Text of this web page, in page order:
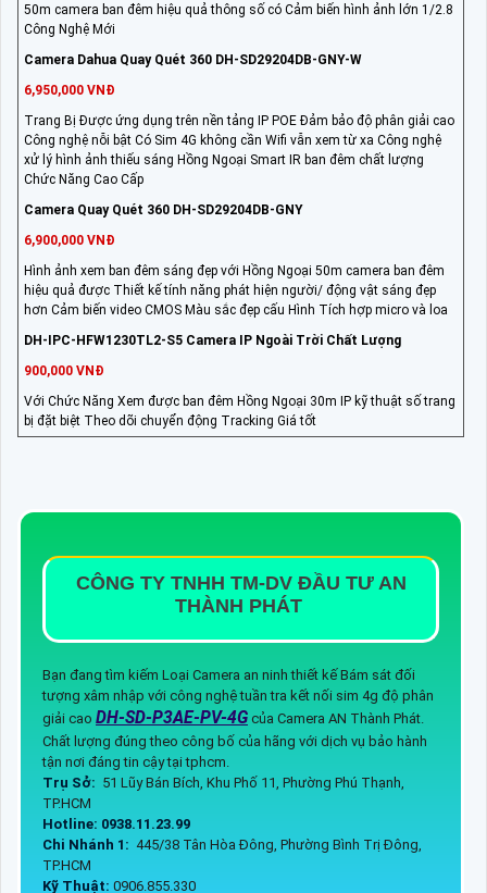
50m camera ban đêm hiệu quả thông số có Cảm biến hình ảnh lớn 1/2.8
Công Nghệ Mới
Camera Dahua Quay Quét 360 DH-SD29204DB-GNY-W
6,950,000 VNĐ
Trang Bị Được ứng dụng trên nền tảng IP POE Đảm bảo độ phân giải cao
Công nghệ nỗi bật Có Sim 4G không cần Wifi vẫn xem từ xa Công nghệ
xử lý hình ảnh thiếu sáng Hồng Ngoại Smart IR ban đêm chất lượng
Chức Năng Cao Cấp
Camera Quay Quét 360 DH-SD29204DB-GNY
6,900,000 VNĐ
Hình ảnh xem ban đêm sáng đẹp với Hồng Ngoại 50m camera ban đêm
hiệu quả được Thiết kế tính năng phát hiện người/ động vật sáng đẹp
hơn Cảm biến video CMOS Màu sắc đẹp cấu Hình Tích hợp micro và loa
DH-IPC-HFW1230TL2-S5 Camera IP Ngoài Trời Chất Lượng
900,000 VNĐ
Với Chức Năng Xem được ban đêm Hồng Ngoại 30m IP kỹ thuật số trang
bị đặt biệt Theo dõi chuyển động Tracking Giá tốt
CÔNG TY TNHH TM-DV ĐẦU TƯ AN
THÀNH PHÁT
Bạn đang tìm kiếm Loại Camera an ninh thiết kế Bám sát đối
tượng xâm nhập với công nghệ tuần tra kết nối sim 4g độ phân
giải cao DH-SD-P3AE-PV-4G của Camera AN Thành Phát.
Chất lượng đúng theo công bố của hãng với dịch vụ bảo hành
tận nơi đáng tin cậy tại tphcm.
Trụ Sở: 51 Lũy Bán Bích, Khu Phố 11, Phường Phú Thạnh,
TP.HCM
Hotline: 0938.11.23.99
Chi Nhánh 1: 445/38 Tân Hòa Đông, Phường Bình Trị Đông,
TP.HCM
Kỹ Thuật: 0906.855.330